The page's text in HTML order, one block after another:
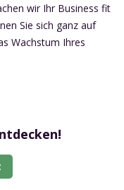
wir Ihr Business fit
Sie sich ganz auf
Wachstum Ihres